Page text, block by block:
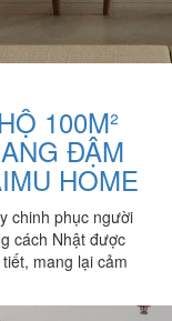
100M²
ĐẬM
HOME
chinh phục người
cách Nhật được
mang lại cảm